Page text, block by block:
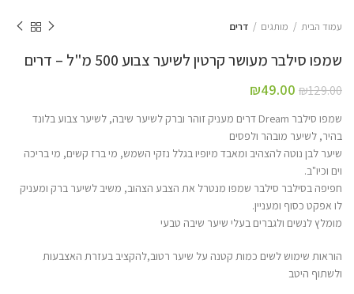
עמוד הבית מותגים דרים
שמפו סילבר מעושר קרטין לשיער צבוע 500 מ"ל – דרים
₪129.00
₪49.00
שמפו סילבר Dream דרים מעניק זוהר וברק לשיער שיבה, לשיער צבוע בלונד
בהיר, לשיער מובהר ולפסים
שיער לבן נוטה להצהיב ומאבד מיופיו בגלל נזקי השמש, מי ברז קשים, מי בריכה
וים וכיו"ב.
חפיפה בסילבר סילבר שמפו מנטרל את הצבע הצהוב, משיב לשיער ברק ומעניק
לו אפקט כסוף ומעניין.
מומלץ לנשים ולגברים בעלי שיער שיבה טבעי
הוראות שימוש לשים כמות קטנה על שיער רטוב,להקציב בעזרת האצבעות
ולשתוף היטב